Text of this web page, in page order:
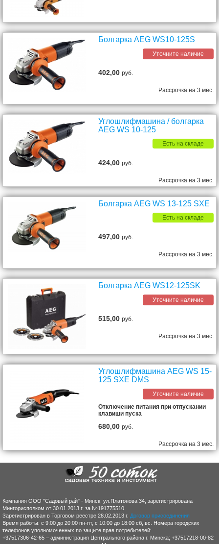
Болгарка AEG WS10-125S
Уточните наличие
402,00руб.
Рассрочка на 3 мес.
Углошлифмашина / болгарка
AEG WS 10-125
Есть на складе
424,00руб.
Рассрочка на 3 мес.
Болгарка AEG WS 13-125 SXE
Есть на складе
497,00руб.
Рассрочка на 3 мес.
Болгарка AEG WS12-125SK
Уточните наличие
515,00руб.
Рассрочка на 3 мес.
Углошлифмашина AEG WS 15-
125 SXE DMS
Уточните наличие
Отключение питания при отпускании
клавиши пуска
680,00руб.
Рассрочка на 3 мес.
Компания ООО "Садовый рай" - Минск, ул.Платонова 34, зарегистрирована
Мингорисполком от 30.01.2013 г. за №191775510.
Зарегистрирован в Торговом реестре 28.02.2013 г. Договор присоединения
Время работы: с 9:00 до 20:00 пн-пт, с 10:00 до 18:00 сб, вс. Номера городских
телефонов уполномоченных по защите прав потребителей:
+37517306-42-65 – администрация Центрального района г. Минска; +37517218-00-82